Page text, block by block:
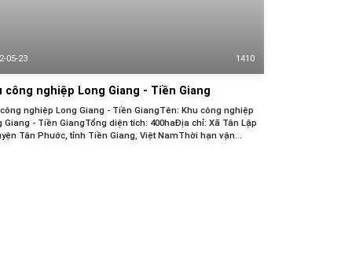
05-23 1410
công nghiệp Long Giang - Tiền Giang
công nghiệp Long Giang - Tiền GiangTên: Khu công nghiệp
Giang - Tiền GiangTổng diện tích: 400haĐịa chỉ: Xã Tân Lập
Tân Phước, tỉnh Tiền Giang, Việt NamThời hạn vận